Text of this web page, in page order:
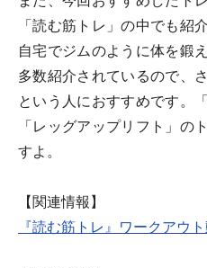
「読む筋トレ」の中でも紹
自宅でジムのように体を鍛
多数紹介されているので、
という人におすすめです。
「レッグアップリフト」の
すよ。
【関連情報】
『読む筋トレ』ワークアウ